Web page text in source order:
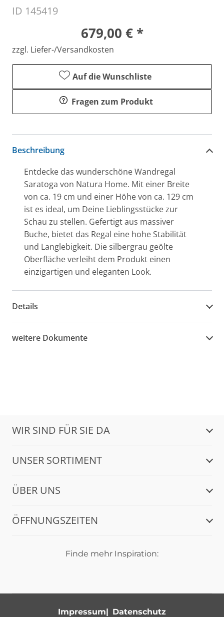
ID 145419
679,00 € *
zzgl. Liefer-/Versandkosten
Auf die Wunschliste
Fragen zum Produkt
Beschreibung
Entdecke das wunderschöne Wandregal
Saratoga von Natura Home. Mit einer Breite
von ca. 19 cm und einer Höhe von ca. 129 cm
ist es ideal, um Deine Lieblingsstücke zur
Schau zu stellen. Gefertigt aus massiver
Buche, bietet das Regal eine hohe Stabilität
und Langlebigkeit. Die silbergrau geölte
Oberfläche verleiht dem Produkt einen
einzigartigen und eleganten Look.
Details
weitere Dokumente
WIR SIND FÜR SIE DA
UNSER SORTIMENT
ÜBER UNS
ÖFFNUNGSZEITEN
Finde mehr Inspiration:
Impressum Datenschutz